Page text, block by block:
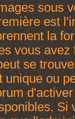
sous
est
la
vous
se
unique ou
Si